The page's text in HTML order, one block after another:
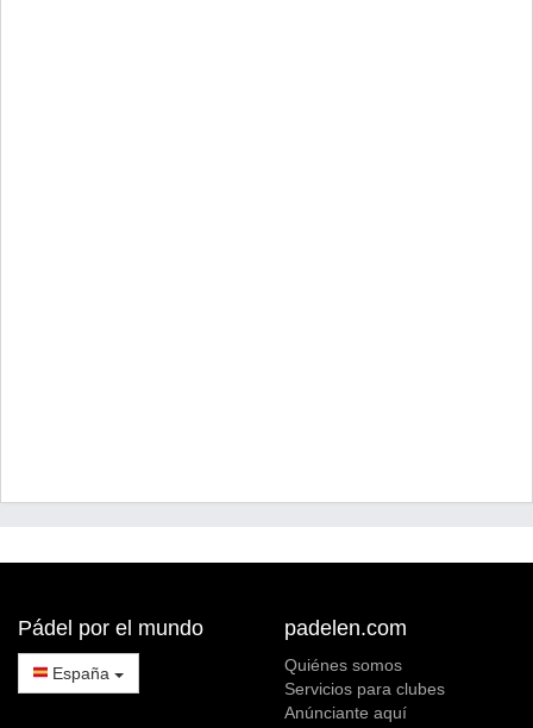
Pádel por el mundo
España
padelen.com
Quiénes somos
Servicios para clubes
Anúnciante aquí